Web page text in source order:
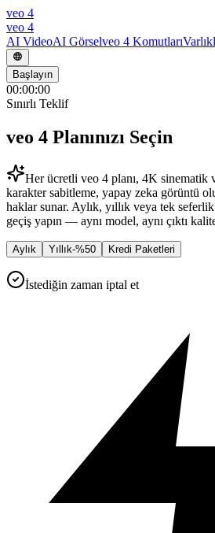
veo 4
veo 4
AI VideoAI Görselveo 4 Komutları
Başlayın
00:00:00
Sınırlı Teklif
veo 4 Planınızı Seçin
Her ücretli veo 4 planı, 4K sinematik
karakter sabitleme, yapay zeka görüntü
haklar sunar. Aylık, yıllık veya tek
geçiş yapın — aynı model, aynı çıktı
Aylık Yıllık-%50 Kredi Paketleri
İstediğin zaman iptal et